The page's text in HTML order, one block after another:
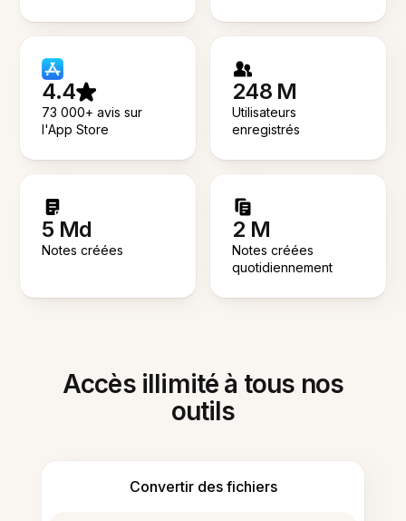
4.4
73 000+ avis sur
l'App Store
248 M
Utilisateurs
enregistrés
5 Md
Notes créées
2 M
Notes créées
quotidiennement
Accès illimité à tous nos
outils
Convertir des fichiers